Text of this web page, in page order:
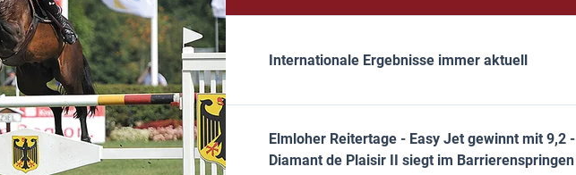
Internationale Ergebnisse immer aktuell
Elmloher Reitertage - Easy Jet gewinnt mit 9,2 -
Diamant de Plaisir II siegt im Barrierenspringen